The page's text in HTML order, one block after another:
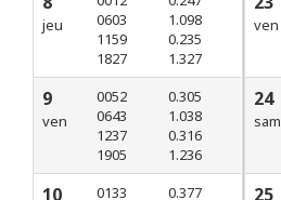
jeu
0603
1159
1827
1.098
0.235
1.327
9
ven
0052
0643
1237
1905
0.305
1.038
0.316
1.236
10
0133
0.377
ven
24
sam
25